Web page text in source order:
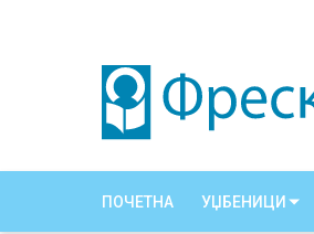
ПОЧЕТНА УЏБЕНИЦИ